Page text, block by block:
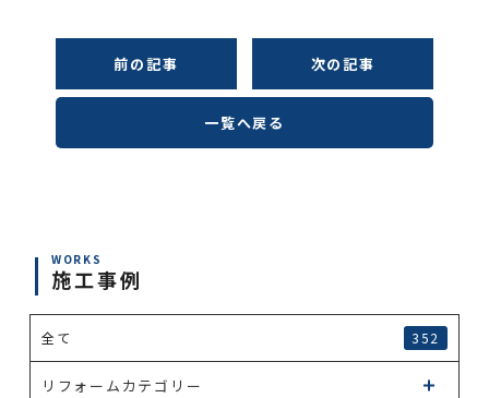
前の記事 次の記事
一覧へ戻る
WORKS
施工事例
全て 352
リフォームカテゴリー